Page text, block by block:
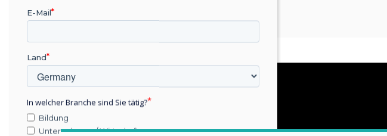
E-Mail
Land
In welcher Branche sind Sie tätig?
Bildung
Unternehmen / Wirtschaft